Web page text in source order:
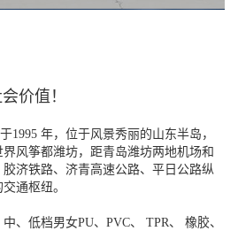
价值！
1995 年，位于风景秀丽的山东半岛，
风筝都潍坊，距青岛潍坊两地机场和
济铁路、济青高速公路、平日公路纵
通枢纽。
低档男女PU、PVC、 TPR、 橡胶、